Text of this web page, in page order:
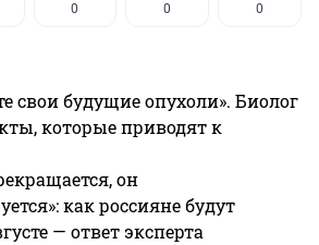
0 0 0
свои будущие опухоли». Биолог
которые приводят к
он
как россияне будут
— ответ эксперта